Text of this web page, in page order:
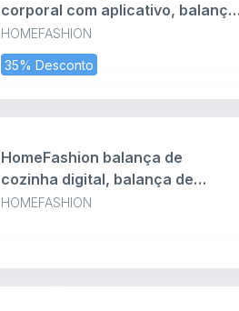
HOMEFASHION
35% Desconto
corporal com aplicativo, balança
digital de casa de banho
Bluetooth para controlo de peso
e saúde, análise corporal
completa (19 métricas),
HomeFashion HFitness
HOMEFASHION
HomeFashion balança de
cozinha digital, balança de
cozinha, pesagem de cozinha
alimentos multifuncional 5 kg/11
lbs